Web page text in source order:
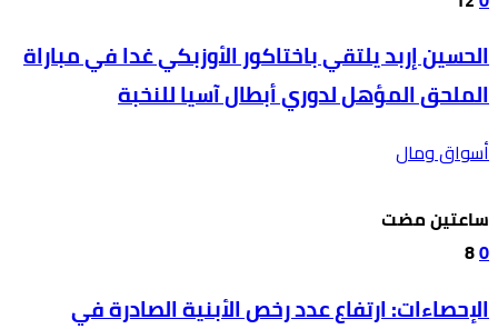
الحسين إربد يلتقي باختاكور الأوزبكي غدا في مباراة
الملحق المؤهل لدوري أبطال آسيا للنخبة
أسواق ومال
‫‫‫‏‫ساعتين مضت‬
0
8
الإحصاءات: ارتفاع عدد رخص الأبنية الصادرة في